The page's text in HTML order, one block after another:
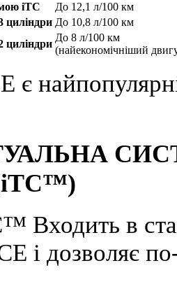
iTC
До 12,1 л/100 км
циліндри До 10,8 л/100 км
циліндри
До 8 л/100 км
(найекономічніший
є
Входить в
і дозволяє